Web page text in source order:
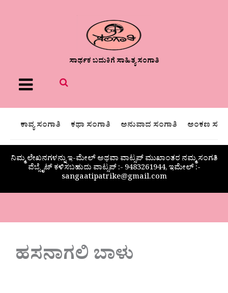
ಸಾರ್ಥಕ ಬದುಕಿಗೆ ಸಾಹಿತ್ಯ ಸಂಗಾತಿ
Menu
ಕಾವ್ಯ ಸಂಗಾತಿ ಕಥಾ ಸಂಗಾತಿ ಅನುವಾದ ಸಂಗಾತಿ ಅಂಕಣ
ನಿಮ್ಮ ಲೇಖನಗಳನ್ನು ಇ-ಮೇಲ್ ಅಥವಾ ವಾಟ್ಸಪ್ ಮುಖಾಂತರ ನಮ್ಮ ಸಂಗತಿ
ವೆಬ್ಸೈಟ್ ಕಳಿಸಬಹುದು ವಾಟ್ಸಪ್‌ :- 9483261944, ಇಮೇಲ್ :-
sangaatipatrike@gmail.com
ಹಸನಾಗಲಿ ಬಾಳು